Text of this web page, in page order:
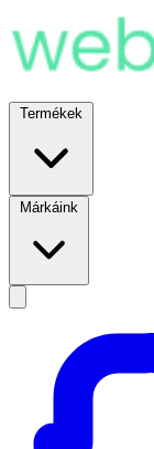
Termékek
Márkáink